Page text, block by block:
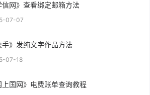
信网》查看绑定邮箱方法
07-07
手》发纯文字作品方法
07-18
上国网》电费账单查询教程